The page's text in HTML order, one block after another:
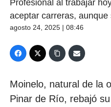
Profesional al trabajar
aceptar carreras,
agosto 24, 2025 | 08:46
Moinelo, natural de la
Pinar de Río, rebajó